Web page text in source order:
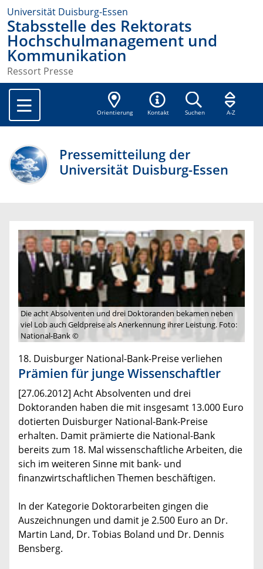
Universität Duisburg-Essen
Stabsstelle des Rektorats
Hochschulmanagement und
Kommunikation
Ressort Presse
Orientierung Kontakt Suchen A-Z
Pressemitteilung der
Universität Duisburg-Essen
Die acht Absolventen und drei Doktoranden bekamen neben
viel Lob auch Geldpreise als Anerkennung ihrer Leistung. Foto:
National-Bank ©
18. Duisburger National-Bank-Preise verliehen
Prämien für junge Wissenschaftler
[27.06.2012] Acht Absolventen und drei
Doktoranden haben die mit insgesamt 13.000 Euro
dotierten Duisburger National-Bank-Preise
erhalten. Damit prämierte die National-Bank
bereits zum 18. Mal wissenschaftliche Arbeiten, die
sich im weiteren Sinne mit bank- und
finanzwirtschaftlichen Themen beschäftigen.
In der Kategorie Doktorarbeiten gingen die
Auszeichnungen und damit je 2.500 Euro an Dr.
Martin Land, Dr. Tobias Boland und Dr. Dennis
Bensberg.